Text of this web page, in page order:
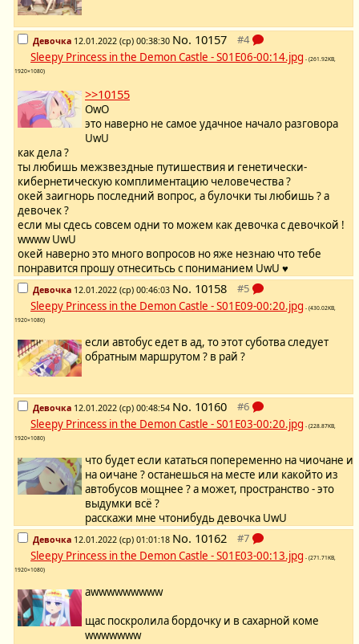
Девочка 12.01.2022 (ср) 00:38:30 No. 10157
Sleepy Princess in the Demon Castle - S01E06-00:14.jpg - (261.92KB,
1920×1080)
>>10155
OwO
это наверно не самое удачное начало разговора
UwU
как дела ?
ты любишь межзвездные путишествия и генетически-
кибернетическую комплиментацию человечества ?
окей заигнорь последний вопрос, а булочки ты любишь ? а
девочек ?
если мы сдесь совсем одни то можем как девочка с девочкой !
wwww UwU
окей наверно это много вопросов но яже незнаю что тебе
понравится прошу отнеситьсь с пониманием UwU ♥
Девочка 12.01.2022 (ср) 00:46:03 No. 10158
Sleepy Princess in the Demon Castle - S01E09-00:20.jpg - (430.02KB,
1920×1080)
если автобус едет в ад, то этот суботва следует
обратным маршрутом ? в рай ?
Девочка 12.01.2022 (ср) 00:48:54 No. 10160
Sleepy Princess in the Demon Castle - S01E03-00:20.jpg - (228.87KB,
1920×1080)
что будет если кататься попеременно на чиочане и
на оичане ? останешься на месте или какойто из
автобусов мощнее ? а может, пространство - это
выдумки всё ?
расскажи мне чтонибудь девочка UwU
Девочка 12.01.2022 (ср) 01:01:18 No. 10162
Sleepy Princess in the Demon Castle - S01E03-00:13.jpg - (271.71KB,
1920×1080)
awwwwwwwww
щас поскролила бордочку и в сахарной коме
wwwwwww